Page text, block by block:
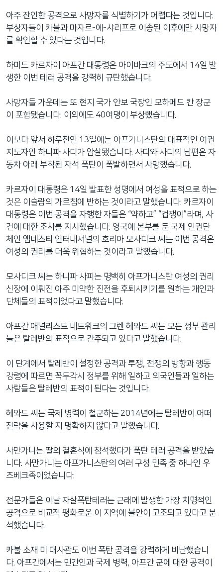
아주 잔인한 공격으로 사망자를 식별하기가 어렵다는 것입니다.
부상자들이 카불과 마자르-에-샤리프로 이송된 이후에만 사망자
를 확인할 수 있다는 것입니다.
하미드 카르자이 아프간 대통령은 아이바크의 주도에서 14일 발
생한 이번 테러 공격을 강력히 규탄했습니다.
사망자들 가운데는 또 현지 국가 안보 국장인 모하메드 칸 장군
이 포함됐습니다. 이외에도 40여명이 부상했습니다.
이보다 앞서 하루전인 13일에는 아프가니스탄의 대표적인 여권
지도자인 하니파 사디가 암살됐습니다. 사디와 사디의 남편은 자
동차 아래 부착된 자석 폭탄이 폭발하면서 사망했습니다.
카르자이 대통령은 14일 발표한 성명에서 여성을 표적으로 하는
것은 이슬람의 가르침에 반하는 것이라고 말했습니다. 카르자이
대통령은 이번 공격을 자행한 자들은 “약하고” “겁쟁이”라며, 사
건에 대한 조사를 지시했습니다. 영국에 본부를 둔 국제 인권단
체인 앰네스티 인터내셔널의 호리아 모사디크 씨는 이번 공격은
여성의 권리를 더욱 위협하는 것이라고 말했습니다.
모사디크 씨는 하니파 사피는 명백히 아프가니스탄 여성의 권리
신장에 이뤄진 아주 미약한 진전을 후퇴시키기를 원하는 개인과
단체들의 표적이었다고 말했습니다.
아프간 애널리스트 네트워크의 그렌 헤와드 씨는 모든 정부 관리
들은 탈레반의 표적으로 간주되고 있다고 말했습니다.
이 단계에서 탈레반이 설정한 공격과 투쟁, 전쟁의 방향과 행동
강령에 따르면 꼭두각시 정부를 위해 일하고 외국인들과 일하는
사람들은 탈레반의 표적이 된다는 것입니다.
헤와드 씨는 국제 병력이 철군하는 2014년에는 탈레반이 어떠
전략을 사용할 지 명확하지 않다고 말했습니다.
사만가니는 딸의 결혼식에 참석했다가 폭탄 테러 공격을 받았습
니다. 사만가니는 아프가니스탄의 여러 구성 민족 중 하나인 우
즈베크족이었습니다.
전문가들은 이날 자살폭탄테러는 근래에 발생한 가장 치명적인
공격으로 비교적 평화로운 이 지역에 불안이 고조되고 있다고 분
석했습니다.
카불 소재 미 대사관도 이번 폭탄 공격을 강력하게 비난했습니
다. 아프간에서는 민간인과 국제 병력, 아프간 군에 대한 공격이